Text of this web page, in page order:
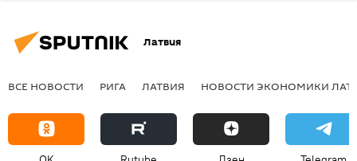
Латвия
ВСЕ НОВОСТИ РИГА ЛАТВИЯ НОВОСТИ ЭКОНОМИКИ